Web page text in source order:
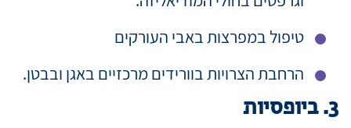
טיפול במפרצות באבי העורקים
הרחבת הצרויות בוורידים מרכזיים באגן ובבטן.
3. ביופסיות